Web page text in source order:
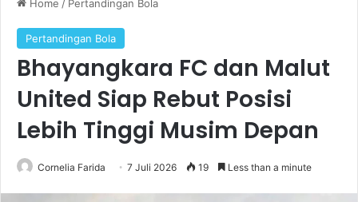
Home / Pertandingan Bola
Pertandingan Bola
Bhayangkara FC dan Malut
United Siap Rebut Posisi
Lebih Tinggi Musim Depan
Cornelia Farida 7 Juli 2026 19 Less than a minute